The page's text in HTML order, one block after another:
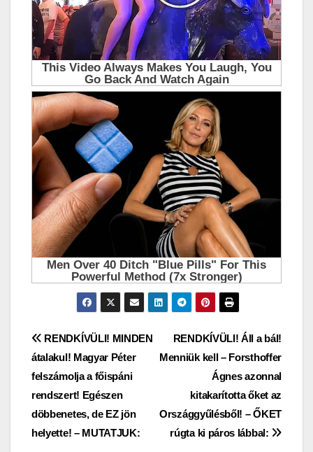
Bejegyzés
navigáció
RENDKÍVÜLI! Áll a bál!
Menniük kell – Forsthoffer
Ágnes azonnal
kitakarította őket az
Országgyűlésből! – ŐKET
rúgta ki páros lábbal:
RENDKÍVÜLI! MINDEN
átalakul! Magyar Péter
felszámolja a főispáni
rendszert! Egészen
döbbenetes, de EZ jön
helyette! – MUTATJUK: